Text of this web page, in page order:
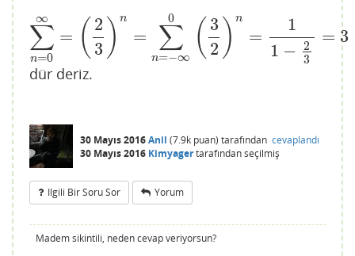
∑
n=0
∞
= ( 2
3 ) n
= ∑
n=−∞
0 ( 3
2 ) n
=
1
1 − 2
3
= 3
∑n = 0∞ ( 3) n= n= ∞0 3 n =1 1− 3=3
dür deriz.
30 Mayıs 2016Anil (7.9k puan) tarafından cevaplandı
30 Mayıs 2016 Kimyagertarafındanseçilmiş
Ilgili Bir Soru Sor Yorum
Madem sikintili, neden cevap veriyorsun?